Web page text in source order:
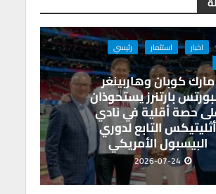
A
p
p
n
m
اخبار استثمار
رئيسي
مارك كوبان وهاربينغر
بارتنرز يستحوذان
حصة أقلية في نادي
أثليتيكس التابع لدوري
البيسبول الأمريكي
2026-07-24